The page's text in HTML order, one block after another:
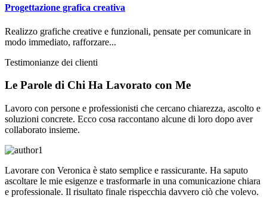
Progettazione grafica creativa
Realizzo grafiche creative e funzionali, pensate per comunicare in
modo immediato, rafforzare...
Testimonianze dei clienti
Le Parole di Chi Ha Lavorato con Me
Lavoro con persone e professionisti che cercano chiarezza, ascolto e
soluzioni concrete. Ecco cosa raccontano alcune di loro dopo aver
collaborato insieme.
Lavorare con Veronica è stato semplice e rassicurante. Ha saputo
ascoltare le mie esigenze e trasformarle in una comunicazione chiara
e professionale. Il risultato finale rispecchia davvero ciò che volevo.